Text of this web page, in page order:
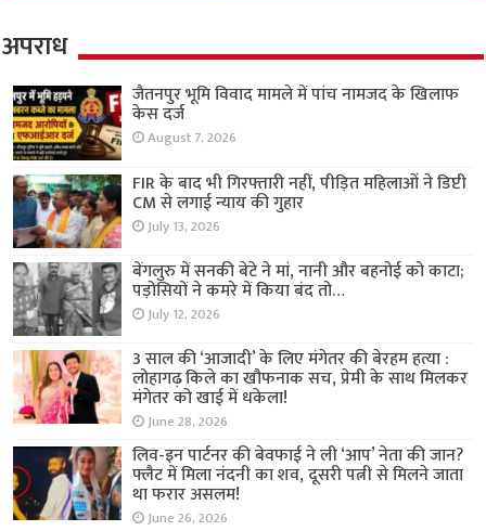
अपराध
जैतनपुर भूमि विवाद मामले में पांच नामजद के खिलाफ
केस दर्ज
August 7, 2026
FIR के बाद भी गिरफ्तारी नहीं, पीड़ित महिलाओं ने डिप्टी
CM से लगाई न्याय की गुहार
July 13, 2026
बेंगलुरु में सनकी बेटे ने मां, नानी और बहनोई को काटा;
पड़ोसियों ने कमरे में किया बंद तो…
July 12, 2026
3 साल की ‘आजादी’ के लिए मंगेतर की बेरहम हत्या :
लोहागढ़ किले का खौफनाक सच, प्रेमी के साथ मिलकर
मंगेतर को खाई में धकेला!
June 28, 2026
लिव-इन पार्टनर की बेवफाई ने ली ‘आप’ नेता की जान?
फ्लैट में मिला नंदनी का शव, दूसरी पत्नी से मिलने जाता
था फरार असलम!
June 26, 2026